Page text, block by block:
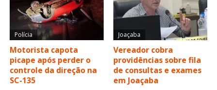
Polícia
Motorista capota
picape após perder o
controle da direção na
SC-135
Joaçaba
Vereador cobra
providências sobre fila
de consultas e exames
em Joaçaba